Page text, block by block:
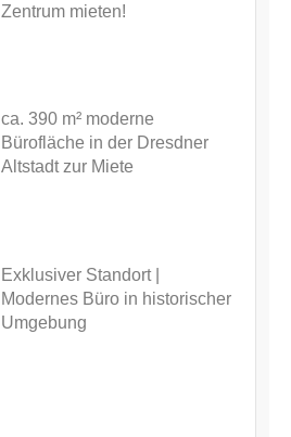
Zentrum mieten!
ca. 390 m² moderne
Bürofläche in der Dresdner
Altstadt zur Miete
Exklusiver Standort |
Modernes Büro in historischer
Umgebung